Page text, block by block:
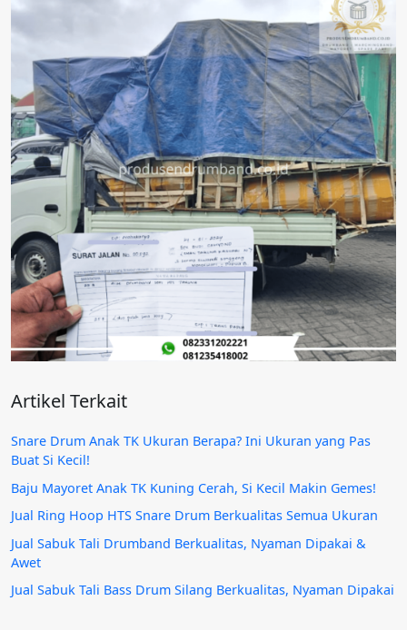
Artikel Terkait
Snare Drum Anak TK Ukuran Berapa? Ini Ukuran yang Pas
Buat Si Kecil!
Baju Mayoret Anak TK Kuning Cerah, Si Kecil Makin Gemes!
Jual Ring Hoop HTS Snare Drum Berkualitas Semua Ukuran
Jual Sabuk Tali Drumband Berkualitas, Nyaman Dipakai &
Awet
Jual Sabuk Tali Bass Drum Silang Berkualitas, Nyaman Dipakai